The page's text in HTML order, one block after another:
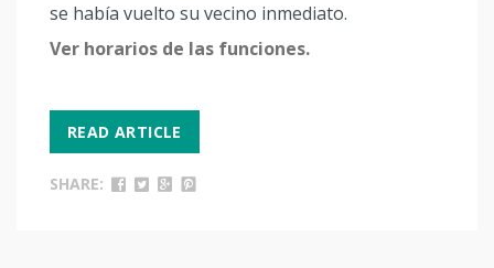
se había vuelto su vecino inmediato.
Ver horarios de las funciones.
READ ARTICLE
SHARE: